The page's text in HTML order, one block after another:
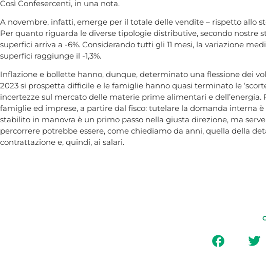
Così Confesercenti, in una nota.
A novembre, infatti, emerge per il totale delle vendite – rispetto allo
Per quanto riguarda le diverse tipologie distributive, secondo nostre
superfici arriva a -6%. Considerando tutti gli 11 mesi, la variazione
superfici raggiunge il -1,3%.
Inflazione e bollette hanno, dunque, determinato una flessione dei
2023 si prospetta difficile e le famiglie hanno quasi terminato le
incertezze sul mercato delle materie prime alimentari e
famiglie ed imprese, a partire dal fisco: tutelare la domanda interna
stabilito in manovra è un primo passo nella giusta direzione, ma
percorrere potrebbe essere, come chiediamo da anni, quella della
contrattazione e, quindi, ai salari.